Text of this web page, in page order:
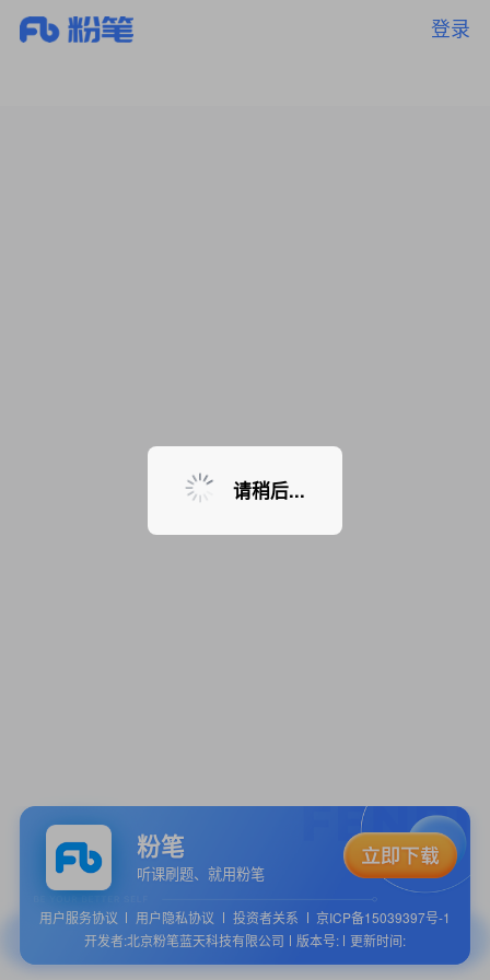
登录
暂无课程，敬请期待
粉笔
听课刷题、就用粉笔
用户服务协议 用户隐私协议 投资者关系
京ICP备15039397号-1
开发者:北京粉笔蓝天科技有限公司
版本号: 更新时间:
请稍后...